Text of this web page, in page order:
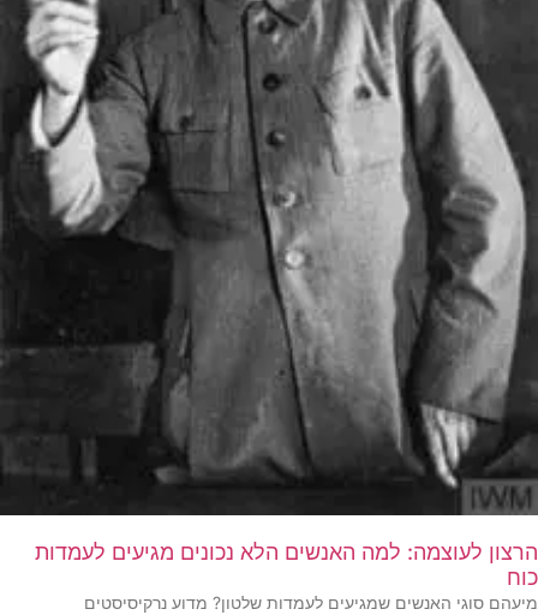
הרצון לעוצמה: למה האנשים הלא נכונים מגיעים לעמדות
כוח
מיעהם סוגי האנשים שמגיעים לעמדות שלטון? מדוע נרקיסיסטים